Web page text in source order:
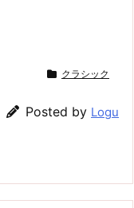
クラシック
Posted by Logu